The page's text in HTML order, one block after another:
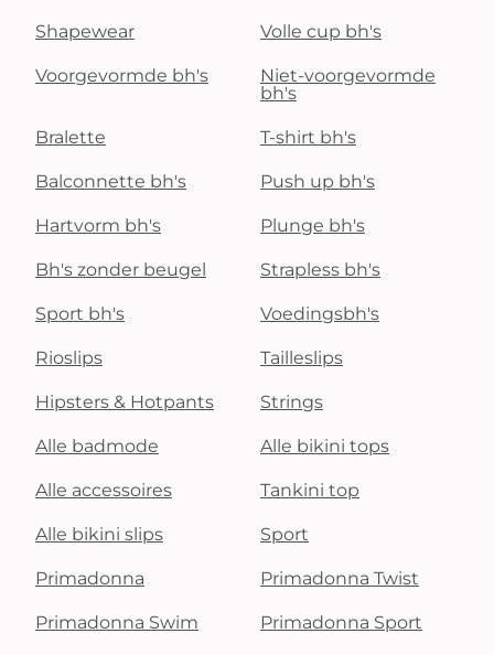
Shapewear Volle cup bh's
Voorgevormde bh's
Niet-voorgevormde
bh's
Bralette T-shirt bh's
Balconnette bh's Push up bh's
Hartvorm bh's Plunge bh's
Bh's zonder beugel Strapless bh's
Sport bh's Voedingsbh's
Rioslips Tailleslips
Hipsters & Hotpants Strings
Alle badmode Alle bikini tops
Alle accessoires Tankini top
Alle bikini slips Sport
Primadonna Primadonna Twist
Primadonna Swim Primadonna Sport